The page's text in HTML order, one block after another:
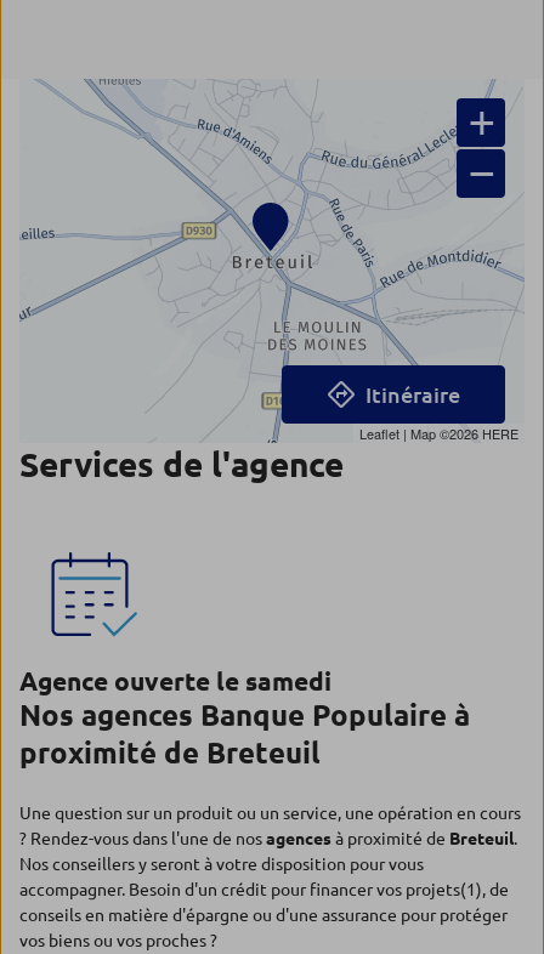
+
−
Leaflet | Map ©2026 HERE
Itinéraire
Services de l'agence
Agence ouverte le samedi
Nos agences Banque Populaire à
proximité de Breteuil
Une question sur un produit ou un service, une opération en cours
? Rendez-vous dans l'une de nosagencesà proximité de Breteuil.
Nos conseillers y seront à votre disposition pour vous
accompagner. Besoin d'un crédit pour financer vos projets(1), de
conseils en matière d'épargne ou d'une assurance pour protéger
vos biens ou vos proches ?